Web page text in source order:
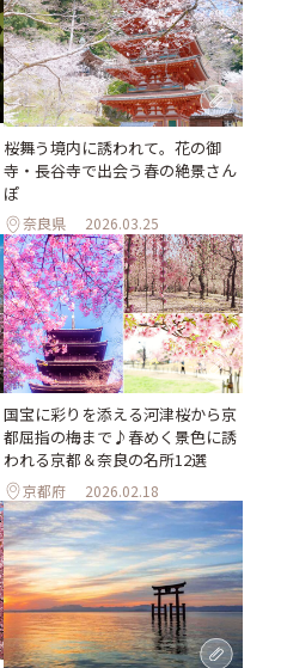
桜舞う境内に誘われて。花の御
寺・長谷寺で出会う春の絶景さん
ぽ
奈良県 2026.03.25
国宝に彩りを添える河津桜から京
都屈指の梅まで♪春めく景色に誘
われる京都＆奈良の名所12選
京都府 2026.02.18